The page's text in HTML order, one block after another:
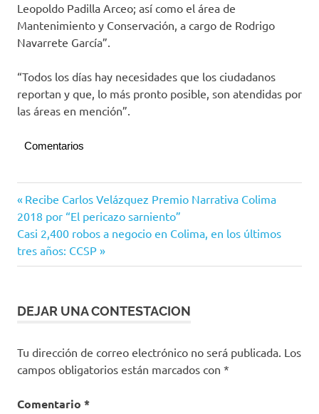
Leopoldo Padilla Arceo; así como el área de
Mantenimiento y Conservación, a cargo de Rodrigo
Navarrete García”.
“Todos los días hay necesidades que los ciudadanos
reportan y que, lo más pronto posible, son atendidas por
las áreas en mención”.
Comentarios
Álvarez
Navegación
de
entradas
Entrada
anterior:
Recibe Carlos Velázquez Premio Narrativa Colima
2018 por “El pericazo sarniento”
Siguiente
entrada:
Casi 2,400 robos a negocio en Colima, en los últimos
tres años: CCSP
DEJAR UNA CONTESTACION
Tu dirección de correo electrónico no será publicada. Los
campos obligatorios están marcados con *
Comentario *